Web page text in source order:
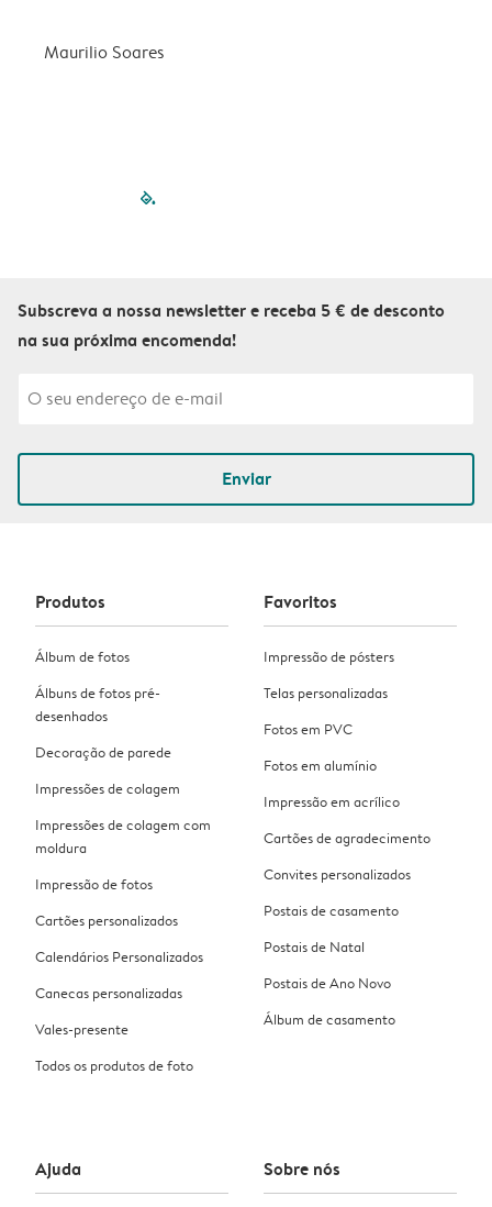
Maurilio Soares
filled-pagination
Subscreva a nossa newsletter e receba 5 € de desconto
na sua próxima encomenda!
Enviar
Produtos
Álbum de fotos
Álbuns de fotos pré-
desenhados
Decoração de parede
Impressões de colagem
Impressões de colagem com
moldura
Impressão de fotos
Cartões personalizados
Calendários Personalizados
Canecas personalizadas
Vales-presente
Todos os produtos de foto
Favoritos
Impressão de pósters
Telas personalizadas
Fotos em PVC
Fotos em alumínio
Impressão em acrílico
Cartões de agradecimento
Convites personalizados
Postais de casamento
Postais de Natal
Postais de Ano Novo
Álbum de casamento
Ajuda Sobre nós